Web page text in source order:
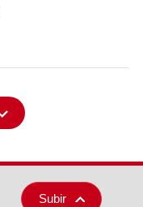
Subir